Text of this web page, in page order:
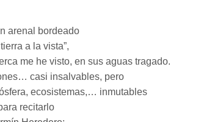
arenal bordeado
a la vista”,
me he visto, en sus aguas tragado.
casi insalvables, pero
ecosistemas,… inmutables
recitarlo